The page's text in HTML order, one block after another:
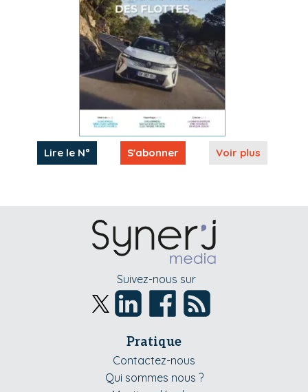
Lire le N° S'abonner Voir plus
Suivez-nous sur
Pratique
Contactez-nous
Qui sommes nous ?